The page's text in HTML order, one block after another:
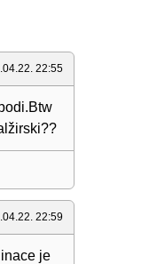
22:55
22:59
je